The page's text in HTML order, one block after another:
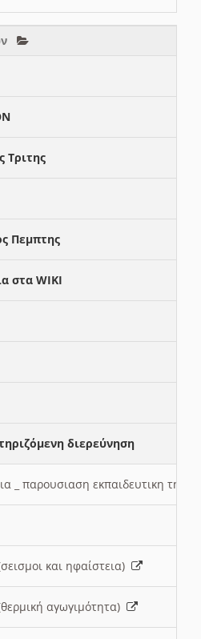
Πεμπτης
στα WIKI
διερεύνηση
_ παρουσιαση εκπαιδευτικη
και ηφαίστεια)
αγωγιμότητα)